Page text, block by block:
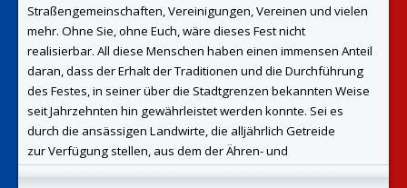
Straßengemeinschaften,Vereinigungen, Vereinen und vielen
mehr. Ohne Sie, ohne Euch, wäre dieses Fest nicht
realisierbar. All diese Menschen haben einen immensen Anteil
daran, dass der Erhalt der Traditionen und die Durchführung
des Festes, in seiner über die Stadtgrenzen bekannten Weise
seit Jahrzehnten hin gewährleistet werden konnte. Sei es
durch die ansässigen Landwirte, die alljährlich Getreide
zurVerfügung stellen, aus dem der Ähren- und
Straßenschmuck hergestellt wird. Oder sei es durch dievielen